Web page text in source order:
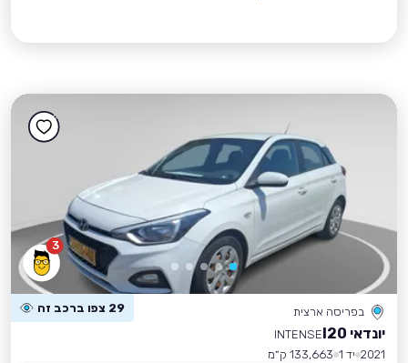
3
בפריסה ארצית 29 צפו ברכב זה
יונדאי I20
INTENSE
2021 יד 1
133,663 ק״מ